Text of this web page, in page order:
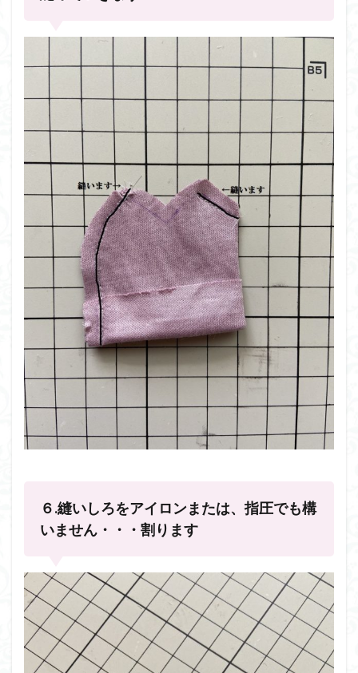
６.縫いしろをアイロンまたは、指圧でも構
いません・・・割ります